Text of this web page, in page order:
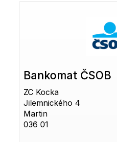
Bankomat ČSOB
ZC Kocka
Jilemnického 4
Martin
036 01